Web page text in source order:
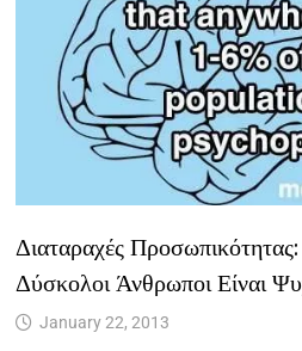
Διαταραχές
Δύσκολοι Άνθρωποι Είναι
January 22, 2013